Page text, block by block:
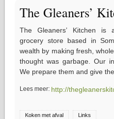
The Gleaners’
The Gleaners’ Kitchen is
grocery store based in
wealth by making fresh,
thought was garbage. Our
We prepare them and give
Lees meer: http://
Koken met afval Links